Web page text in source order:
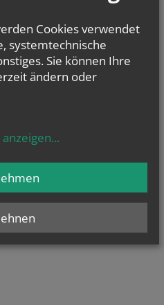
Cookies verwendet
systemtechnische
Sie können Ihre
ändern oder
...